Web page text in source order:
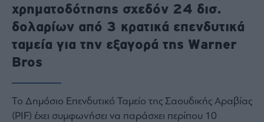
Πολιτική
Πολιτισμός
Κοινωνία
Law
Bloomberg
Financial
Times
χρηματοδότησης σχεδόν 24 δισ.
δολαρίων από 3 κρατικά επενδυτικά
ταμεία για την εξαγορά της Warner
Bros
Το Δημόσιο Επενδυτικό Ταμείο της Σαουδικής Αραβίας
(PIF) έχει συμφωνήσει να παράσχει περίπου 10